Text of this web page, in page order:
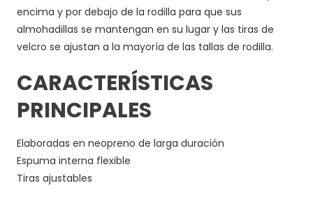
encima y por debajo de la rodilla para que sus
almohadillas se mantengan en su lugar y las tiras de
velcro se ajustan a la mayoría de las tallas de rodilla.
CARACTERÍSTICAS
PRINCIPALES
Elaboradas en neopreno de larga duración
Espuma interna flexible
Tiras ajustables